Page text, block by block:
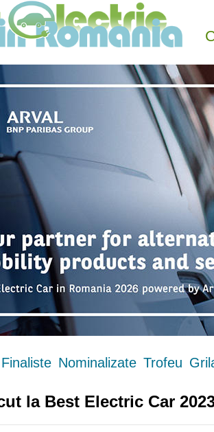
Finaliste Nominalizate Trofeu
la Best Electric Car